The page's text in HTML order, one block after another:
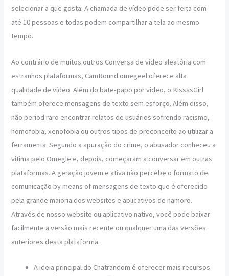
selecionar a que gosta. A chamada de vídeo pode ser feita com
até 10 pessoas e todas podem compartilhar a tela ao mesmo
tempo.
Ao contrário de muitos outros Conversa de vídeo aleatória com
estranhos plataformas, CamRound omegeel oferece alta
qualidade de vídeo. Além do bate-papo por vídeo, o KissssGirl
também oferece mensagens de texto sem esforço. Além disso,
não period raro encontrar relatos de usuários sofrendo racismo,
homofobia, xenofobia ou outros tipos de preconceito ao utilizar a
ferramenta. Segundo a apuração do crime, o abusador conheceu a
vítima pelo Omegle e, depois, começaram a conversar em outras
plataformas. A geração jovem e ativa não percebe o formato de
comunicação by means of mensagens de texto que é oferecido
pela grande maioria dos websites e aplicativos de namoro.
Através de nosso website ou aplicativo nativo, você pode baixar
facilmente a versão mais recente ou qualquer uma das versões
anteriores desta plataforma.
A ideia principal do Chatrandom é oferecer mais recursos